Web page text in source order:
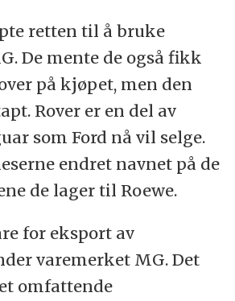
retten til å bruke
De mente de også fikk
på kjøpet, men den
Rover er en del av
som Ford nå vil selge.
endret navnet på de
de lager til Roewe.
for eksport av
varemerket MG. Det
omfattende